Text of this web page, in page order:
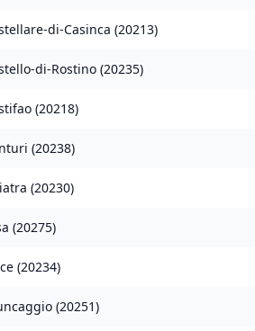
di-Casinca (20213)
di-Rostino (20235)
(20218)
(20238)
(20230)
(20275)
(20234)
(20251)